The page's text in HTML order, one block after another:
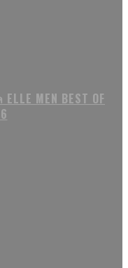
MEN BEST OF